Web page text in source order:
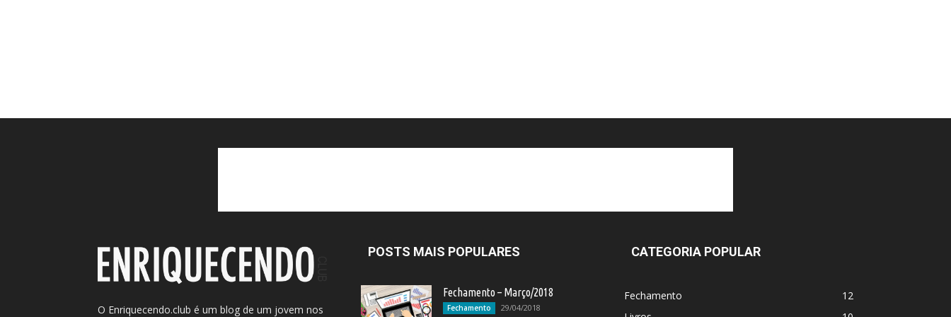
O Enriquecendo.club é um blog de um jovem nos
POSTS MAIS POPULARES
Fechamento – Março/2018
Fechamento 29/04/2018
CATEGORIA POPULAR
Fechamento
12